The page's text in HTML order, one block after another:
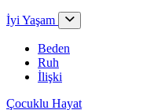
İyi Yaşam
Beden
Ruh
İlişki
Çocuklu Hayat